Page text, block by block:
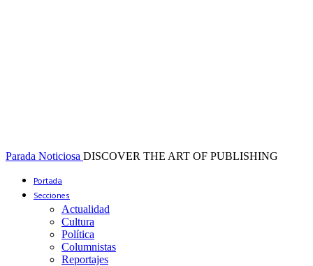
Parada Noticiosa DISCOVER THE ART OF PUBLISHING
Portada
Secciones
Actualidad
Cultura
Política
Columnistas
Reportajes